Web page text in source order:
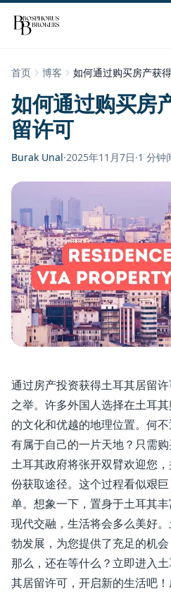
首页 博客 如何通过购买房产获
如何通过购买房
留许可
Burak Unal·2025年11月7日·1 分钟
通过房产投资获得土耳其居留
之举。许多外国人选择在土耳
的文化和优越的地理位置。何
有属于自己的一片天地？只需
土耳其政府将张开双臂欢迎您
份获取途径。这个过程看似艰
单。想象一下，置身于土耳其
现代交融，生活将会多么美好
勃发展，为您提供了充足的机会
那么，还在等什么？立即进入
其居留许可，开启新的生活吧